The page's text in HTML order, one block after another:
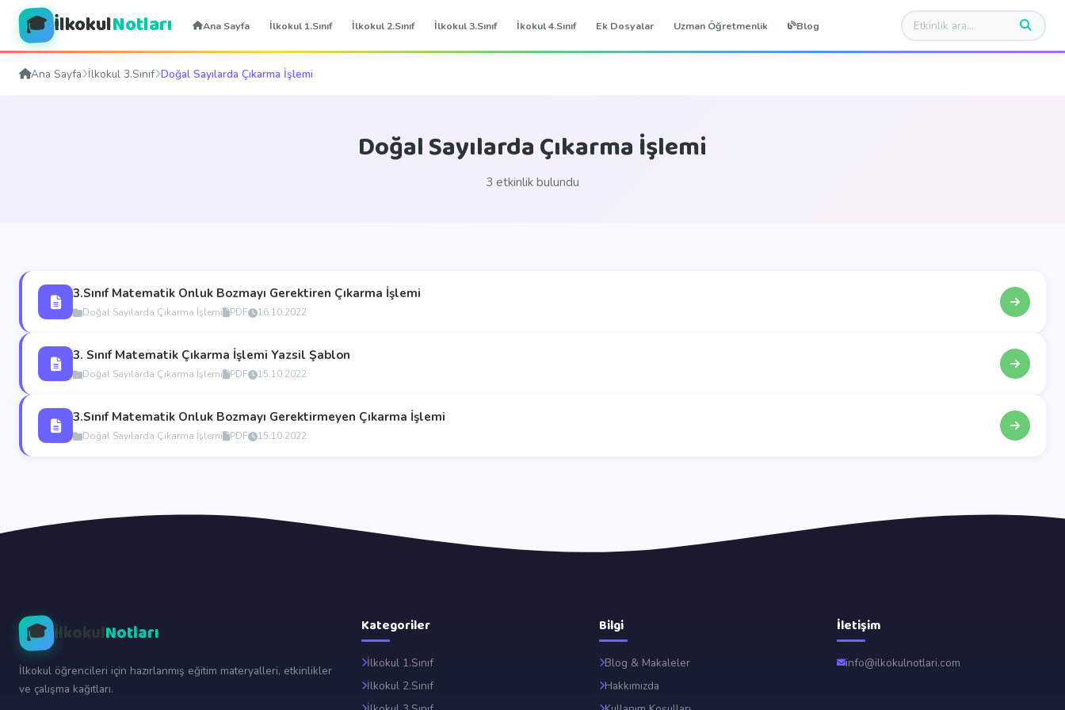
🎓 İlkokulNotları Ana Sayfa İlkokul 1.Sınıf İlkokul 2.Sınıf İlkokul 3.Sınıf İkokul 4.Sınıf Ek Dosyalar Uzman Öğretmenlik Blog
Ana Sayfa İlkokul 3.Sınıf Doğal Sayılarda Çıkarma İşlemi
Doğal Sayılarda Çıkarma İşlemi
3 etkinlik bulundu
3.Sınıf Matematik Onluk Bozmayı Gerektiren Çıkarma İşlemi
Doğal Sayılarda Çıkarma İşlemi PDF 16.10.2022
3. Sınıf Matematik Çıkarma İşlemi Yazsil Şablon
Doğal Sayılarda Çıkarma İşlemi PDF 15.10.2022
3.Sınıf Matematik Onluk Bozmayı Gerektirmeyen Çıkarma İşlemi
Doğal Sayılarda Çıkarma İşlemi PDF 15.10.2022
🎓 İlkokulNotları
İlkokul öğrencileri için hazırlanmış eğitim materyalleri, etkinlikler
ve çalışma kağıtları.
Kategoriler
İlkokul 1.Sınıf
İlkokul 2.Sınıf
Bilgi
Blog & Makaleler
Hakkımızda
İletişim
info@ilkokulnotlari.com